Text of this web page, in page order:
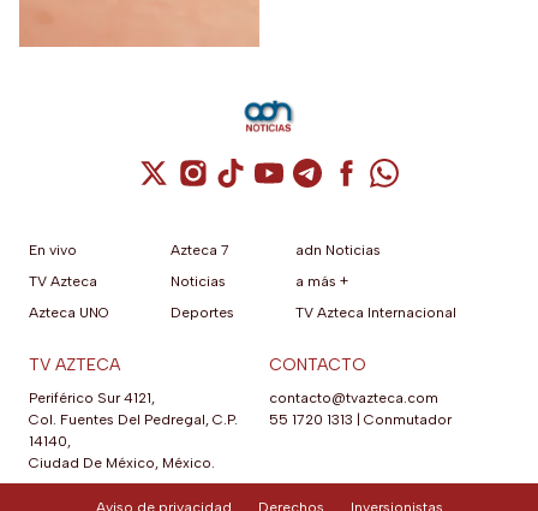
Cuenta de X / Twitter (se abre en una
Cuenta de Instagram (se abre en una
Cuenta de TikTok (se abre en
Cuenta de YouTube (se abre
Cuenta de Telegram (se
Cuenta de
Cuenta de
En vivo
TV Azteca
Azteca UNO
Azteca 7
Noticias
Deportes
adn Noticias
a más +
TV Azteca Internacional
TV AZTECA
Periférico Sur 4121,
Col. Fuentes Del Pedregal, C.P.
14140,
Ciudad De México, México.
CONTACTO
contacto@tvazteca.com
55 1720 1313
Conmutador